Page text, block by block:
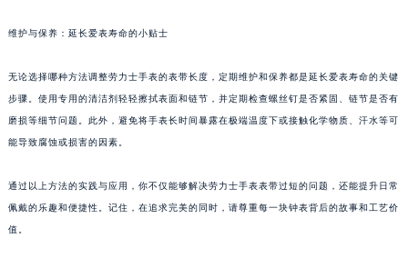
维护与保养：延长爱表寿命的小贴士
无论选择哪种方法调整劳力士手表的表带长度，定期维护和保养都是延长爱表寿命的关键
步骤。使用专用的清洁剂轻轻擦拭表面和链节，并定期检查螺丝钉是否紧固、链节是否有
磨损等细节问题。此外，避免将手表长时间暴露在极端温度下或接触化学物质、汗水等可
能导致腐蚀或损害的因素。
通过以上方法的实践与应用，你不仅能够解决劳力士手表表带过短的问题，还能提升日常
佩戴的乐趣和便捷性。记住，在追求完美的同时，请尊重每一块钟表背后的故事和工艺价
值。